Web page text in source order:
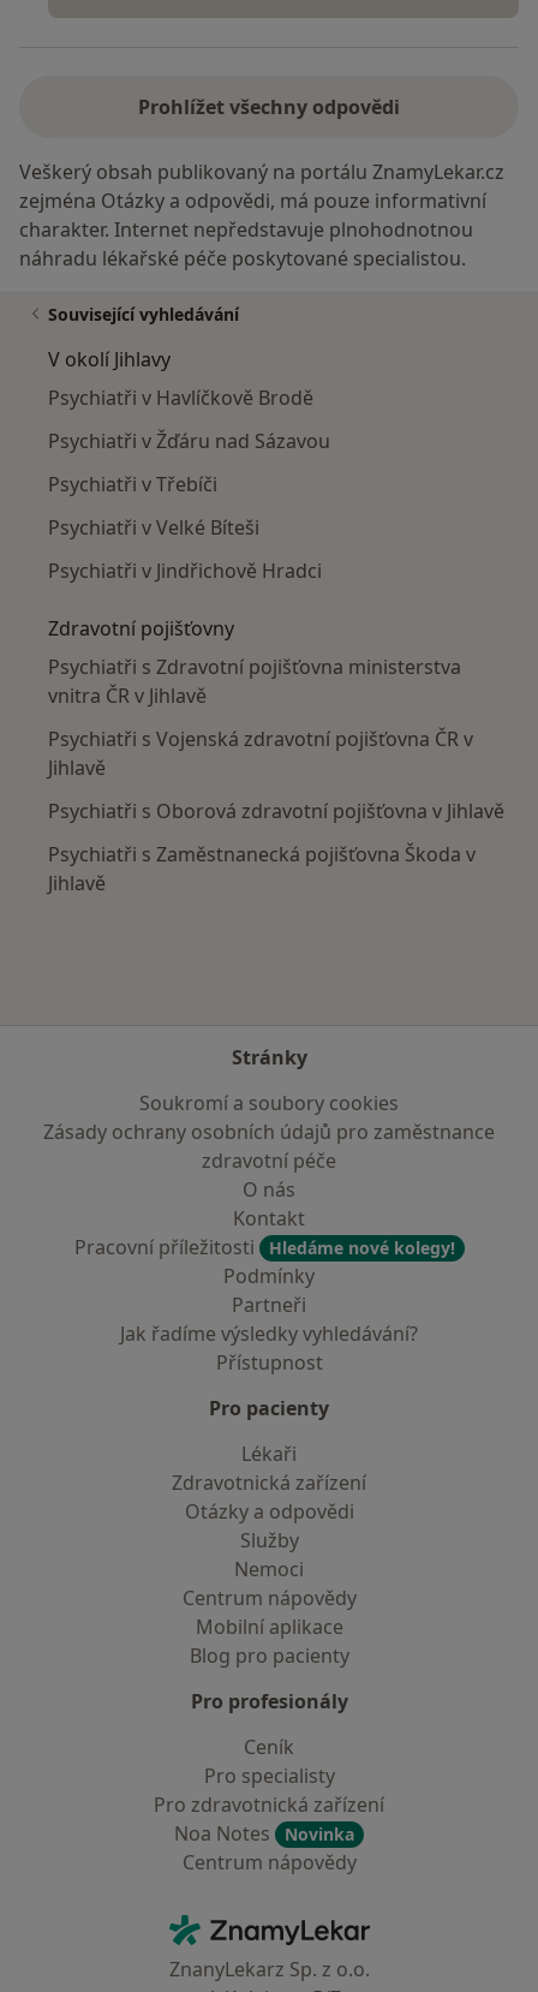
Prohlížet všechny odpovědi
Veškerý obsah publikovaný na portálu ZnamyLekar.cz
zejména Otázky a odpovědi, má pouze informativní
charakter. Internet nepředstavuje plnohodnotnou
náhradu lékařské péče poskytované specialistou.
Související vyhledávání
V okolí Jihlavy
Psychiatři v Havlíčkově Brodě
Psychiatři v Žďáru nad Sázavou
Psychiatři v Třebíči
Psychiatři v Velké Bíteši
Psychiatři v Jindřichově Hradci
Zdravotní pojišťovny
Psychiatři s Zdravotní pojišťovna ministerstva
vnitra ČR v Jihlavě
Psychiatři s Vojenská zdravotní pojišťovna ČR v
Jihlavě
Psychiatři s Oborová zdravotní pojišťovna v Jihlavě
Psychiatři s Zaměstnanecká pojišťovna Škoda v
Jihlavě
Stránky
Soukromí a soubory cookies
Zásady ochrany osobních údajů pro zaměstnance
zdravotní péče
O nás
Kontakt
Pracovní příležitosti
Hledáme nové kolegy!
Podmínky
Partneři
Jak řadíme výsledky vyhledávání?
Přístupnost
Pro pacienty
Lékaři
Zdravotnická zařízení
Otázky a odpovědi
Služby
Nemoci
Centrum nápovědy
Mobilní aplikace
Blog pro pacienty
Pro profesionály
Ceník
Pro specialisty
Pro zdravotnická zařízení
Noa Notes
Novinka
Centrum nápovědy
ZnamyLekar - Hlavní stránka
ZnanyLekarz Sp. z o.o.